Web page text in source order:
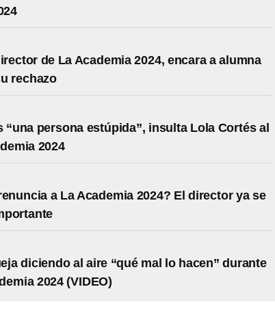
de La Academia 2024, encara a alumna
rechazo
“una persona estúpida”, insulta Lola Cortés al
2024
a La Academia 2024? El director ya se
diciendo al aire “qué mal lo hacen” durante
2024 (VIDEO)